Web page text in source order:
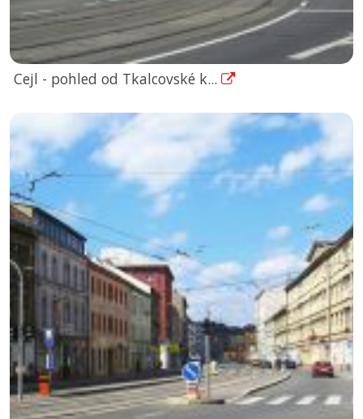
Cejl - pohled od Tkalcovské k...